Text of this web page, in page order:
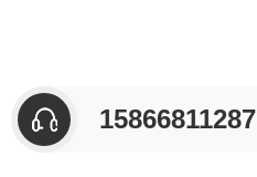
15866811287